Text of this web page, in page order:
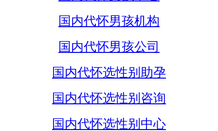
国内代怀男孩机构
国内代怀男孩公司
国内代怀选性别助孕
国内代怀选性别咨询
国内代怀选性别中心